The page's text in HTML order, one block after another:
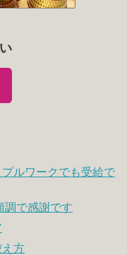
ルワークでも受給で
で感謝です
方